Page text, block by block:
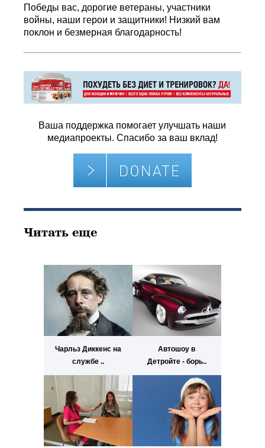
Победы вас, дорогие ветераны, участники
войны, наши герои и защитники! Низкий вам
поклон и безмерная благодарность!
Ваша поддержка помогает улучшать наши
медиапроекты. Спасибо за ваш вклад!
Читать еще
Чарльз Диккенс на
службе ..
Автошоу в
Детройте - борь..